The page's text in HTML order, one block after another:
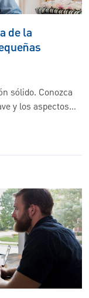
de la
sólido. Conozca
y los aspectos…